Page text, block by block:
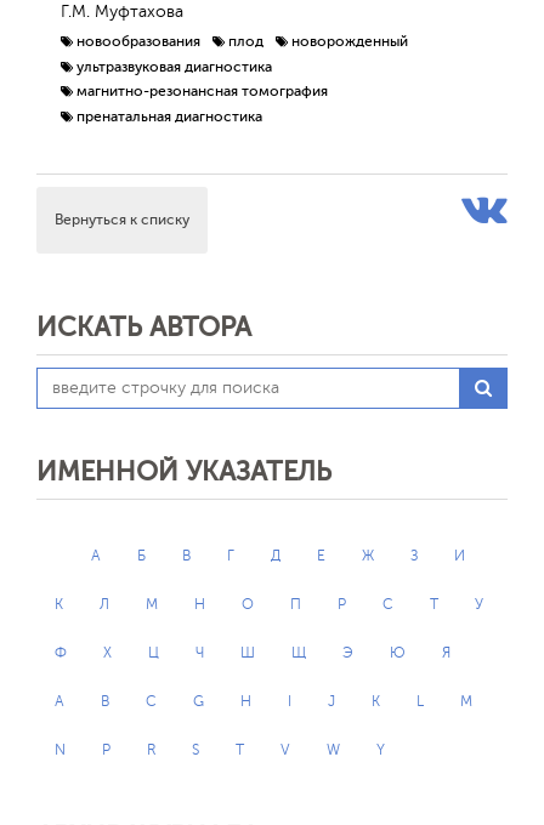
Г.М. Муфтахова
новообразования плод
новорожденный
ультразвуковая диагностика
магнитно-резонансная томография
пренатальная диагностика
Вернуться к списку
ИСКАТЬ АВТОРА
ИМЕННОЙ УКАЗАТЕЛЬ
А Б В Г Д Е Ж З И
К Л М Н О П Р С Т У
Ф Х Ц Ч Ш Щ Э Ю Я
A B C G H I J K L M
N P R S T V W Y